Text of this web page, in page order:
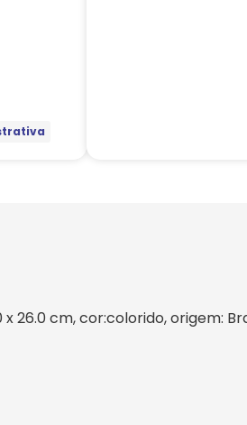
26.0 cm, cor:colorido, origem: